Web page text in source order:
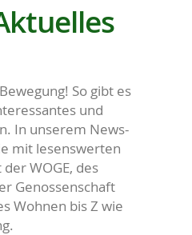
So gibt es
und
In unserem News-
mit lesenswerten
WOGE, des
Genossenschaft
Wohnen bis Z wie